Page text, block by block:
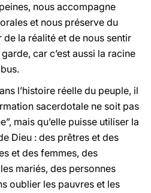
nous accompagne
et nous préserve du
la réalité et de nous sentir
car c’est aussi la racine
l’histoire réelle du peuple, il
sacerdotale ne soit pas
mais qu’elle puisse utiliser la
Dieu : des prêtres et des
et des femmes, des
mariés, des personnes
oublier les pauvres et les